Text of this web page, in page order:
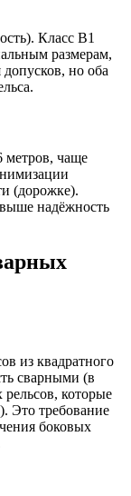
Класс В1
размерам,
но оба
метров, чаще
(дорожке).
надёжность
из квадратного
сварными (в
которые
Это требование
боковых